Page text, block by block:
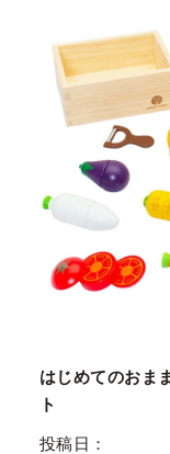
はじめてのおま
ト
投稿日